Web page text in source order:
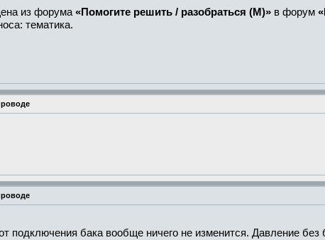
из форума «Помогите решить / разобраться (М)» в форум
тематика.
подключения бака вообще ничего не изменится. Давление